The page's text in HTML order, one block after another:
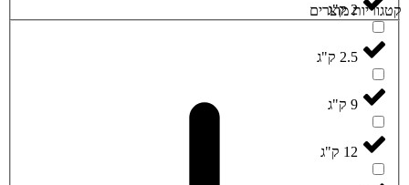
2 ק"ג
2.5 ק"ג
9 ק"ג
12 ק"ג
קטגוריות מוצרים